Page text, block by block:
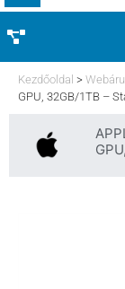
CÍMEK
HASZNÁLT
Kezdőoldal >
GPU, 32GB/1TB –